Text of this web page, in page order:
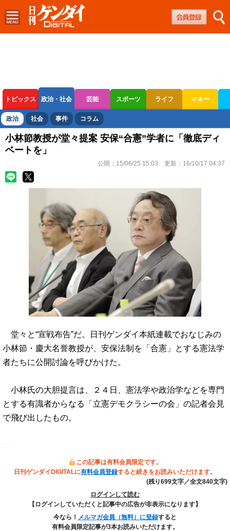
トピックス 政治・社会 芸能 スポーツ ライフ マネー
ボートレース 競輪 オートレース
政治 社会 事件 コラム
小林節教授が堂々提案 安保“合憲”学者に「徹底ディ
ベートを」
公開： 15/06/25 15:03 更新： 16/10/17 04:37
堂々と“宣戦布告”だ。日刊ゲンダイ本紙連載でおなじみの
小林節・慶大名誉教授が、安保法制を「合憲」とする憲法学
者たちに公開討論を呼びかけた。
小林氏の大胆提言は、２４日、憲法学や政治学などを専門
とする有識者からなる「立憲デモクラシーの会」の記者会見
で飛び出したもの。
この記事は有料会員限定です。
日刊ゲンダイDIGITALに有料会員登録すると続きをお読みいただけます。
(残り699文字／全文840文字)
ログインして読む
【ログインしていただくと記事中の広告が非表示になります】
今なら！ メルマガ会員（無料）に登録すると
有料会員限定記事が3本お読みいただけます。